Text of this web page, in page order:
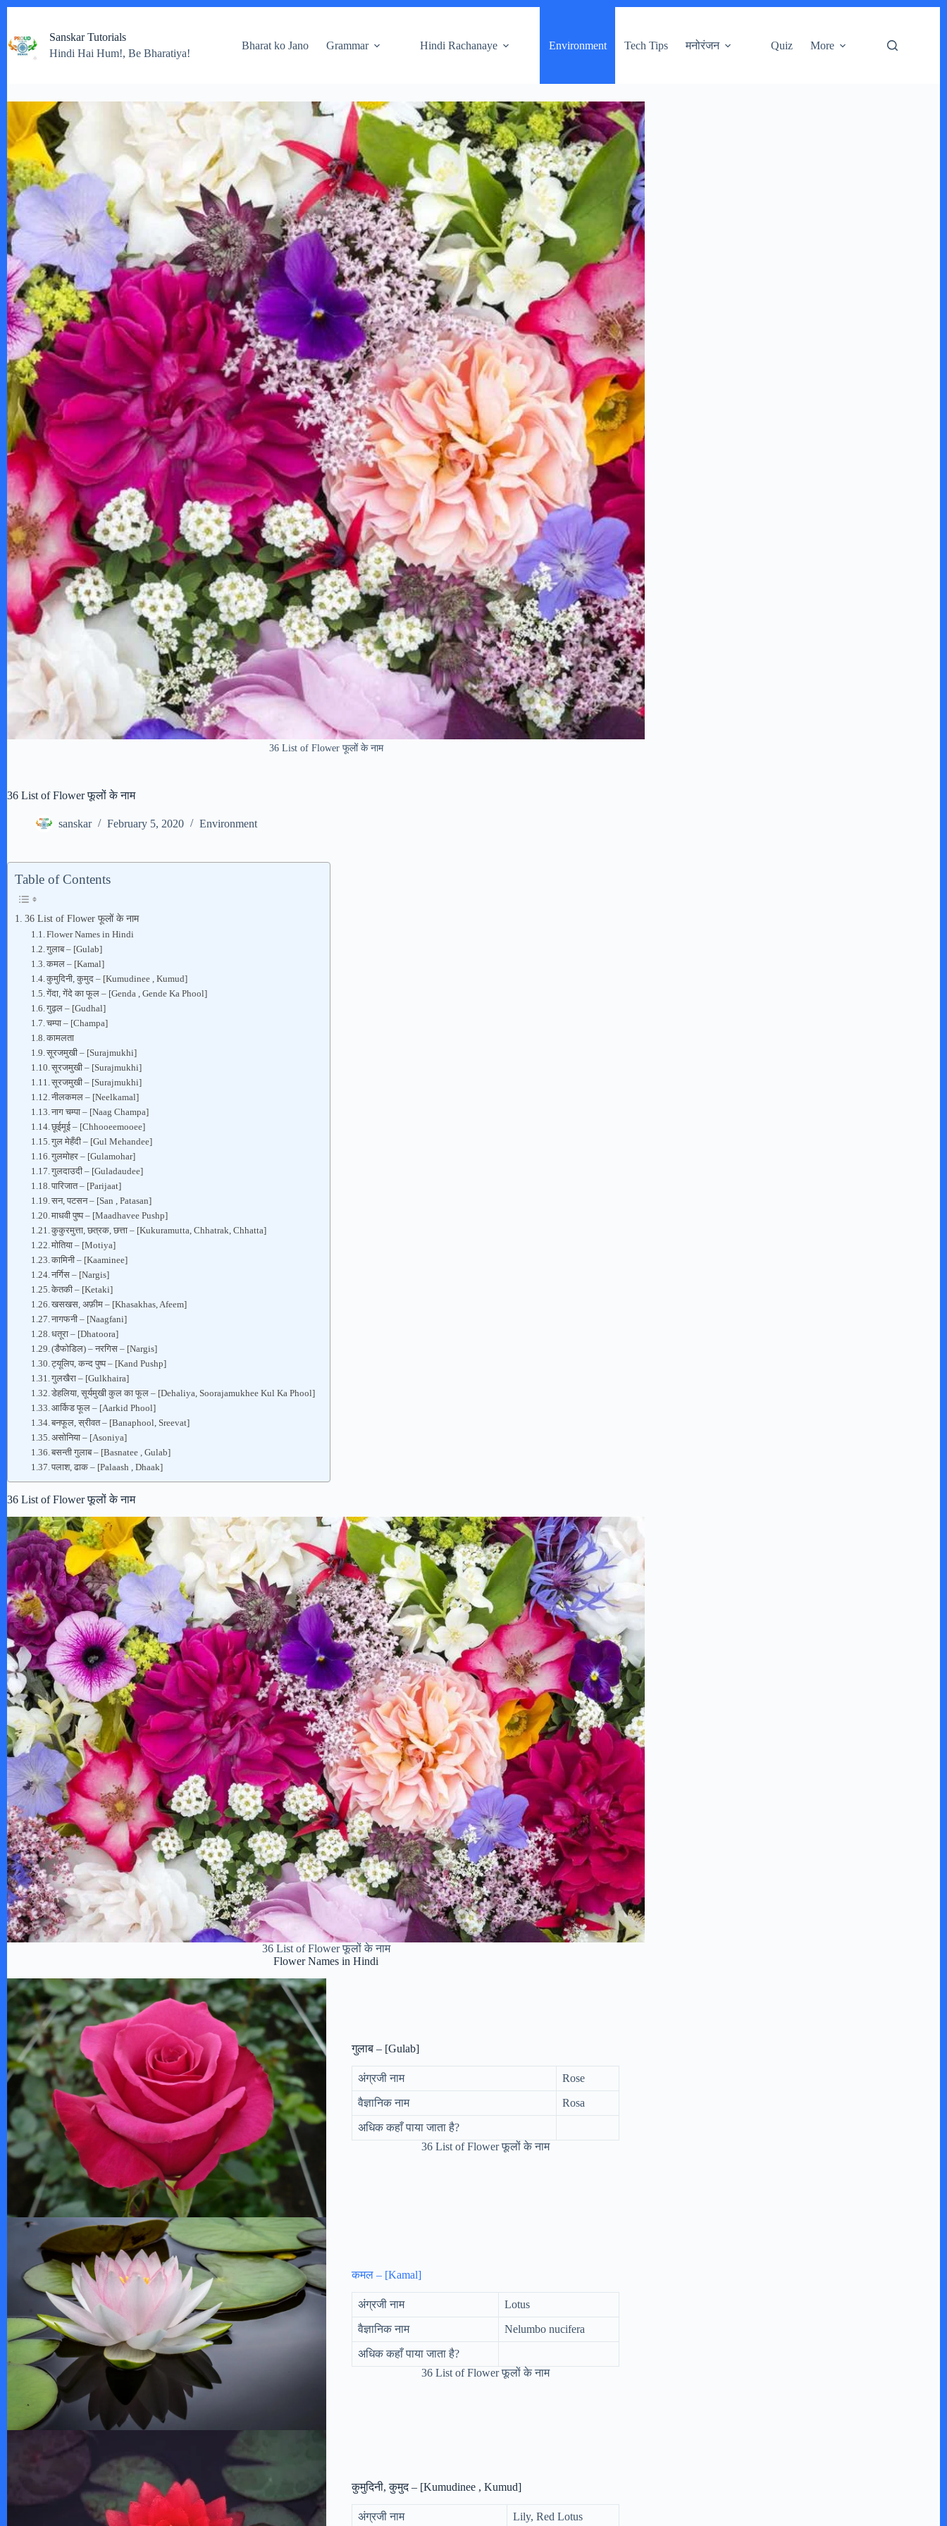
content
Sanskar Tutorials
Hindi Hai Hum!, Be Bharatiya!
Bharat ko Jano Grammar Hindi Rachanaye Environment Tech Tips मनोरंजन Quiz More
36 List of Flower फूलों के नाम
36 List of Flower फूलों के नाम
sanskar February 5, 2020 Environment
Table of Contents
36 List of Flower फूलों के नाम
Flower Names in Hindi
गुलाब – [Gulab]
कमल – [Kamal]
कुमुदिनी, कुमुद – [Kumudinee , Kumud]
गेंदा, गेंदे का फूल – [Genda , Gende Ka Phool]
गुढ़ल – [Gudhal]
चम्पा – [Champa]
कामलता
सूरजमुखी – [Surajmukhi]
सूरजमुखी – [Surajmukhi]
सूरजमुखी – [Surajmukhi]
नीलकमल – [Neelkamal]
नाग चम्पा – [Naag Champa]
छूईमूई – [Chhooeemooee]
गुल मेहँदी – [Gul Mehandee]
गुलमोहर – [Gulamohar]
गुलदाउदी – [Guladaudee]
पारिजात – [Parijaat]
सन, पटसन – [San , Patasan]
माधवी पुष्प – [Maadhavee Pushp]
कुकुरमुत्ता, छत्रक, छत्ता – [Kukuramutta, Chhatrak, Chhatta]
मोतिया – [Motiya]
कामिनी – [Kaaminee]
नर्गिस – [Nargis]
केतकी – [Ketaki]
खसखस, अफ़ीम – [Khasakhas, Afeem]
नागफनी – [Naagfani]
धतूरा – [Dhatoora]
(डैफोडिल) – नरगिस – [Nargis]
ट्यूलिप, कन्द पुष्प – [Kand Pushp]
गुलखैरा – [Gulkhaira]
डेहलिया, सूर्यमुखी कुल का फूल – [Dehaliya, Soorajamukhee Kul Ka Phool]
आर्किड फूल – [Aarkid Phool]
बनफूल, स्रीवत – [Banaphool, Sreevat]
असोनिया – [Asoniya]
बसन्ती गुलाब – [Basnatee , Gulab]
पलाश, ढाक – [Palaash , Dhaak]
36 List of Flower फूलों के नाम
36 List of Flower फूलों के नाम
Flower Names in Hindi
गुलाब – [Gulab]
अंग्रजी नाम Rose
वैज्ञानिक नाम Rosa
अधिक कहाँ पाया जाता है?
36 List of Flower फूलों के नाम
कमल – [Kamal]
अंग्रजी नाम Lotus
वैज्ञानिक नाम Nelumbo nucifera
अधिक कहाँ पाया जाता है?
36 List of Flower फूलों के नाम
कुमुदिनी, कुमुद – [Kumudinee , Kumud]
अंग्रजी नाम Lily, Red Lotus